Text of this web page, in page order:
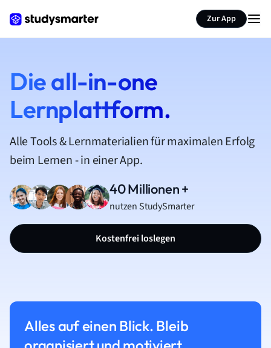
Zur App
Die all-in-one
Lernplattform.
Alle Tools & Lernmaterialien für maximalen Erfolg
beim Lernen - in einer App.
40 Millionen +
nutzen StudySmarter
Kostenfrei loslegen
Alles auf einen Blick. Bleib